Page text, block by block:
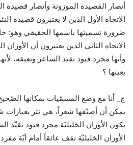
أنصار القصيدة الموزونة وأنصار
الاتجاه الأول الذين لا يعتبرون قصيدة
ضرورة تسميتها باسمها الحقيقي وهو:
الاتجاه الثاني الذين يعتبرون أن
وأنها مجرد قيود تقيد الشاعر وتعيقه،
بعينها ؟
ج_ أنا مع وضع المسمّيات بمكانها
يمكن أن أصنّفها شعراً، هي نثر
بكون الأوزان الخليليّة مجرد قيود تقيّد
الأوزان الخليليّة تقف عائقاً أمام أيّة